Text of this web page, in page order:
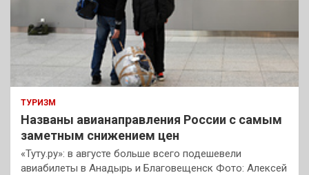
ТУРИЗМ
Названы авианаправления России с самым
заметным снижением цен
«Туту.ру»: в августе больше всего подешевели
авиабилеты в Анадырь и Благовещенск Фото: Алексей